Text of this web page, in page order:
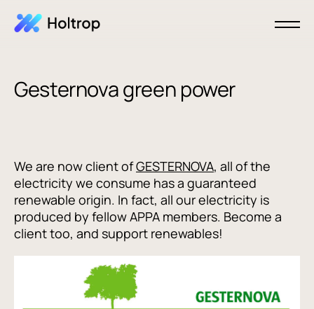
Gesternova green power
We are now client ofGESTERNOVA, all of the
electricity we consume has a guaranteed
renewable origin. In fact, all our electricity is
produced by fellow APPA members. Become a
client too, and support renewables!